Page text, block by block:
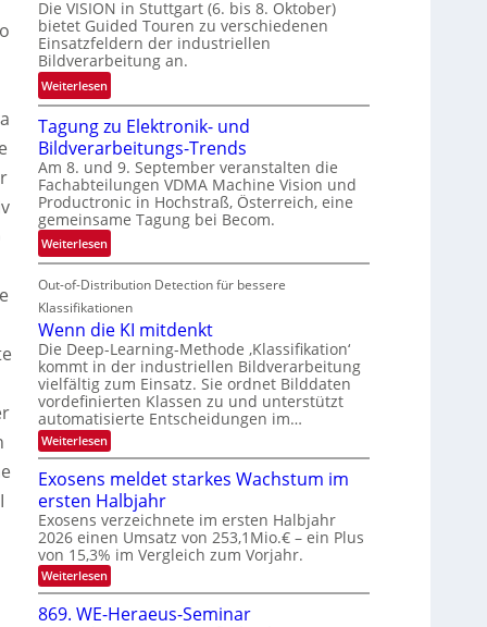
t
e
M
g
l
i
c
h
k
e
i
t
e
n
c
k
k
e
h
d
e
r
i
n
V
I
S
N
T
e
c
h
T
a
k
s
Die VISION in Stuttgart (6. bis 8. Oktober)
bietet Guided Touren zu verschiedenen
Einsatzfeldern der industriellen
Bildverarbeitung an.
Weiterlesen:
G
u
i
d
e
d
T
o
r
e
n
a
u
f
d
e
r
V
I
S
I
O
N
0
Tagung zu Elektronik- und
Bildverarbeitungs-Trends
Am 8. und 9. September veranstalten die
Fachabteilungen VDMA Machine Vision und
Productronic in Hochstraß, Österreich, eine
gemeinsame Tagung bei Becom.
Weiterlesen:
T
a
g
u
n
g
z
u
E
l
k
t
r
o
n
i
k
Out-of-Distribution Detection für bessere
Klassifikationen
Wenn die KI mitdenkt
Die Deep-Learning-Methode ‚Klassifikation‘
kommt in der industriellen Bildverarbeitung
vielfältig zum Einsatz. Sie ordnet Bilddaten
vordefinierten Klassen zu und unterstützt
automatisierte Entscheidungen im…
Weiterlesen:
W
n
n
d
e
K
I
m
i
t
Exosens meldet starkes Wachstum im
ersten Halbjahr
Exosens verzeichnete im ersten Halbjahr
2026 einen Umsatz von 253,1Mio.€ – ein Plus
von 15,3% im Vergleich zum Vorjahr.
Weiterlesen:
E
x
o
869. WE-Heraeus-Seminar